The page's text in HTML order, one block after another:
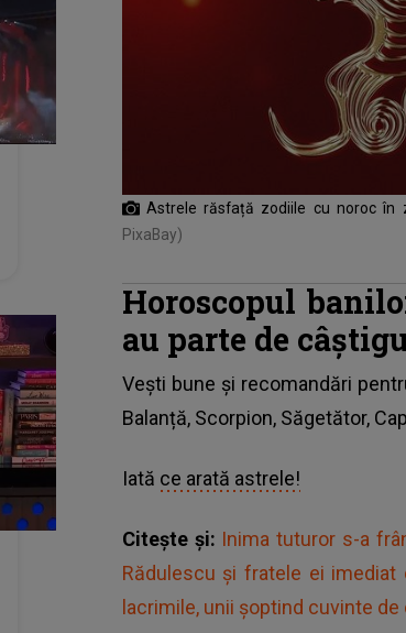
Astrele răsfață zodiile cu noroc în
PixaBay)
Horoscopul
au parte de
Vești bune și recomandări
Balanță, Scorpion, Săgetător,
Iată ce arată astrele!
Citește și: Inima tuturor s-a
Rădulescu și fratele ei
lacrimile, unii șoptind cuvinte